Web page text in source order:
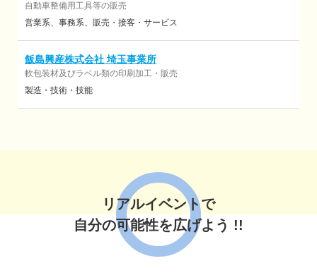
自動車整備用工具等の販売
営業系
事務系 販売・接客・サービス
飯島興産株式会社 埼玉事業所
軟包装材及びラベル類の印刷加工・販売
製造・技術・技能
リアルイベントで
自分の可能性を広げよう !!